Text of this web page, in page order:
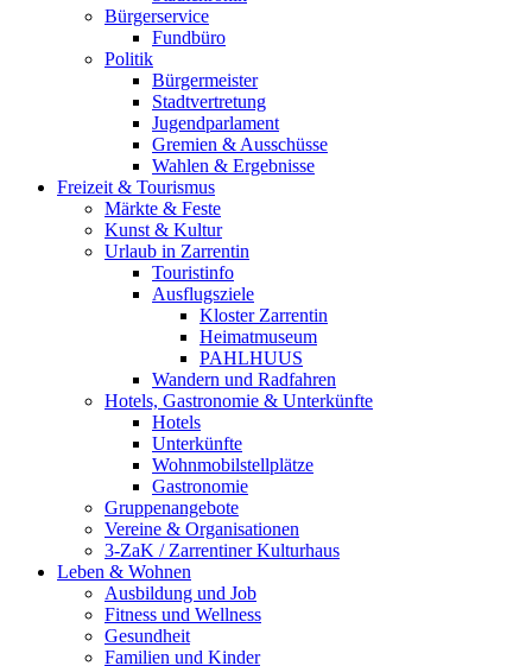
Bürgerservice
Fundbüro
Politik
Bürgermeister
Stadtvertretung
Jugendparlament
Gremien & Ausschüsse
Wahlen & Ergebnisse
Freizeit & Tourismus
Märkte & Feste
Kunst & Kultur
Urlaub in Zarrentin
Touristinfo
Ausflugsziele
Kloster Zarrentin
Heimatmuseum
PAHLHUUS
Wandern und Radfahren
Hotels, Gastronomie & Unterkünfte
Hotels
Unterkünfte
Wohnmobilstellplätze
Gastronomie
Gruppenangebote
Vereine & Organisationen
3-ZaK / Zarrentiner Kulturhaus
Leben & Wohnen
Ausbildung und Job
Fitness und Wellness
Gesundheit
Familien und Kinder